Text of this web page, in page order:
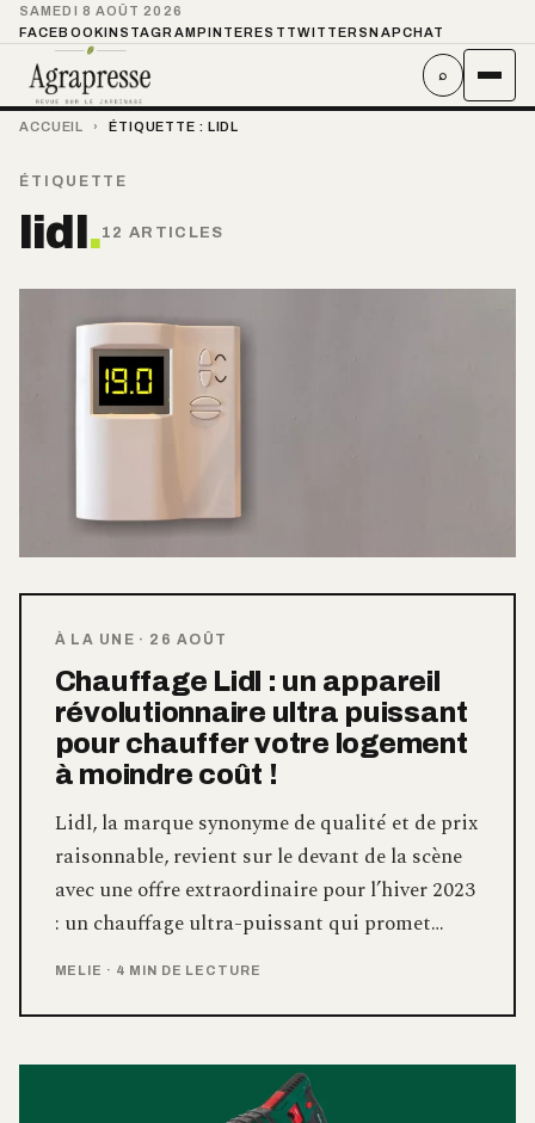
SAMEDI 8 AOÛT 2026
FACEBOOKINSTAGRAMPINTEREST TWITTER SNAPCHAT
⌕
ACCUEIL › ÉTIQUETTE : LIDL
ÉTIQUETTE
lidl .12 ARTICLES
À LA UNE · 26 AOÛT
Chauffage Lidl : un appareil
révolutionnaire ultra puissant
pour chauffer votre logement
à moindre coût !
Lidl, la marque synonyme de qualité et de prix
raisonnable, revient sur le devant de la scène
avec une offre extraordinaire pour l’hiver 2023
: un chauffage ultra-puissant qui promet…
MELIE · 4 MIN DE LECTURE